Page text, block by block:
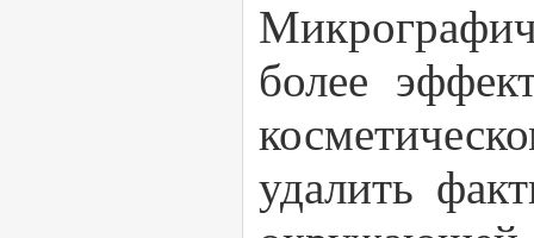
более
удалить